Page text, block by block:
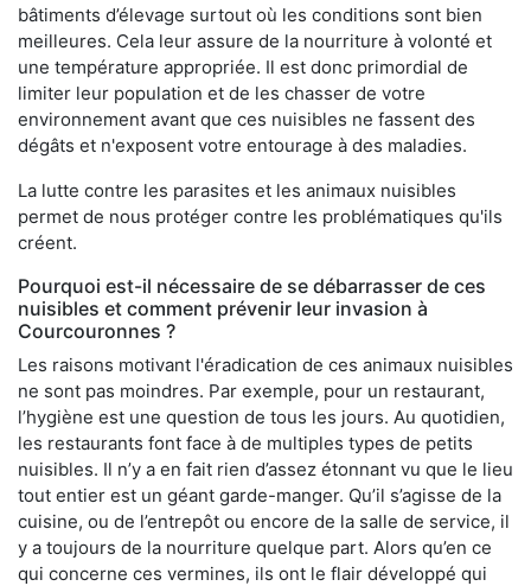
bâtiments d’élevage surtout où les conditions sont bien
meilleures. Cela leur assure de la nourriture à volonté et
une température appropriée. Il est donc primordial de
limiter leur population et de les chasser de votre
environnement avant que ces nuisibles ne fassent des
dégâts et n'exposent votre entourage à des maladies.
La lutte contre les parasites et les animaux nuisibles
permet de nous protéger contre les problématiques qu'ils
créent.
Pourquoi est-il nécessaire de se débarrasser de ces
nuisibles et comment prévenir leur invasion à
Courcouronnes ?
Les raisons motivant l'éradication de ces animaux nuisibles
ne sont pas moindres. Par exemple, pour un restaurant,
l’hygiène est une question de tous les jours. Au quotidien,
les restaurants font face à de multiples types de petits
nuisibles. Il n’y a en fait rien d’assez étonnant vu que le lieu
tout entier est un géant garde-manger. Qu’il s’agisse de la
cuisine, ou de l’entrepôt ou encore de la salle de service, il
y a toujours de la nourriture quelque part. Alors qu’en ce
qui concerne ces vermines, ils ont le flair développé qui